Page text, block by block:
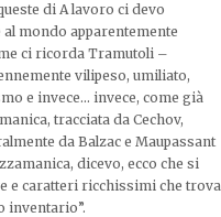
di A lavoro ci devo
al mondo apparentemente
ci ricorda Tramutoli –
vilipeso, umiliato,
e invece… invece, come già
tracciata da Cechov,
da Balzac e Maupassant
dicevo, ecco che si
e caratteri ricchissimi che trova
inventario”.